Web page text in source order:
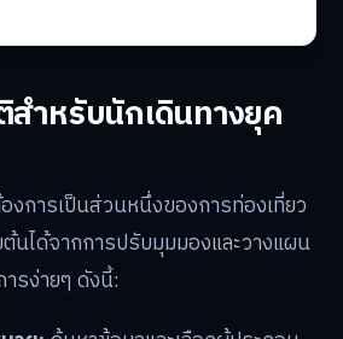
ำหรับนักเดินทางยุค
งการเป็นส่วนหนึ่งของการท่องเที่ยว
นได้จากการปรับมุมมองและวางแผน
รง่ายๆ ดังนี้: